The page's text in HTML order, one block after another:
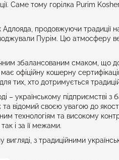
Саме тому горілка Purim
Адлояда, продовжуючи традиції
Пурім. Цю атмосферу
збалансованим смаком, що
офіційну кошерну
тих, хто дотримується
українському підприємстві з
відомий своєю увагою до
технологіям та високому
і за її межами.
вигляді, з традиційними